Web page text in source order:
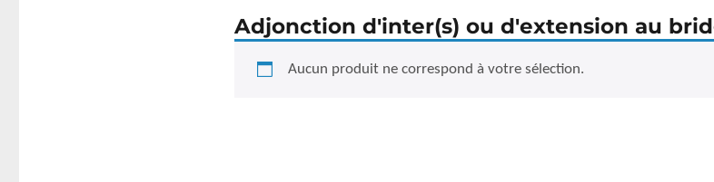
Adjonction d'inter(s) ou d'extension au
Aucun produit ne correspond à votre sélection.